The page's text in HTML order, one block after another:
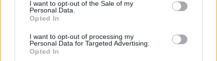
I want to opt-out of the Sale of my
Personal Data.
Opted In
I want to opt-out of processing my
Personal Data for Targeted Advertising.
Opted In